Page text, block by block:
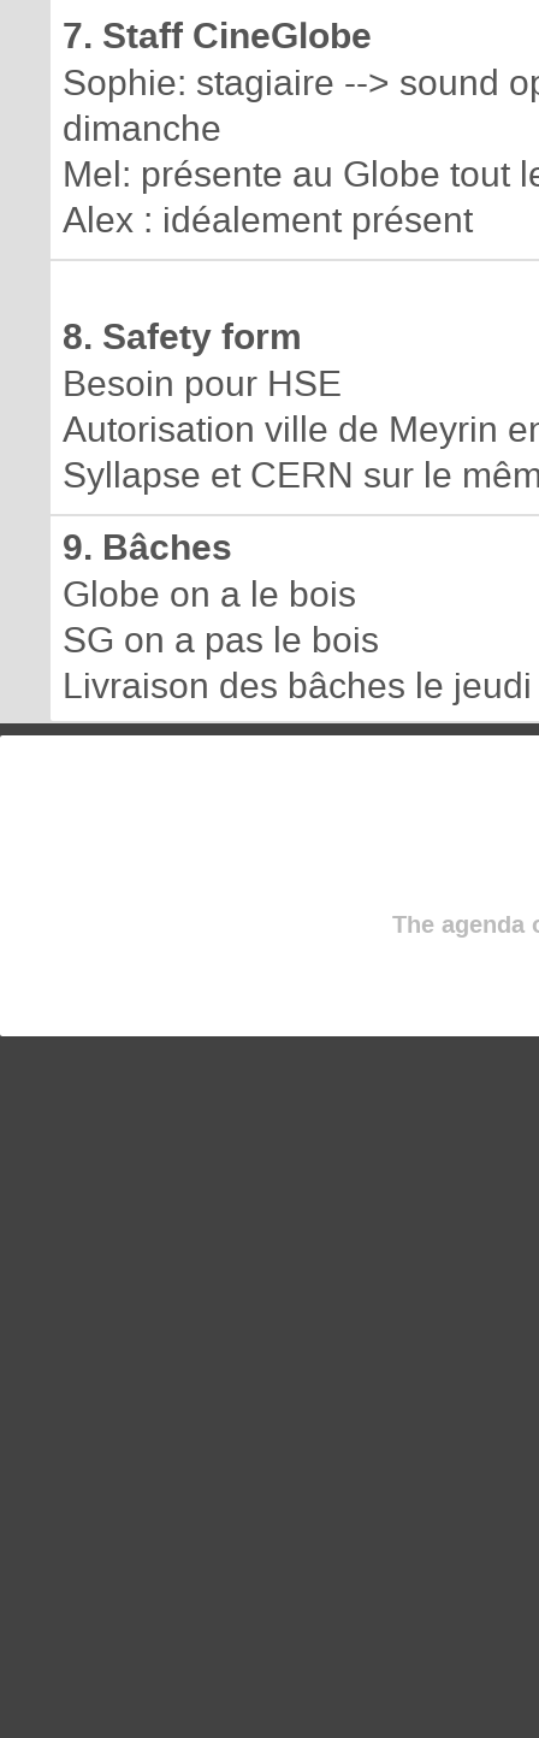
7. Staff CineGlobe
Sophie: stagiaire --> sound
dimanche
Mel: présente au Globe tout
Alex : idéalement présent
8. Safety form
Besoin pour HSE
Autorisation ville de Meyrin
Syllapse et CERN sur le
9. Bâches
Globe on a le bois
SG on a pas le bois
Livraison des bâches le
The